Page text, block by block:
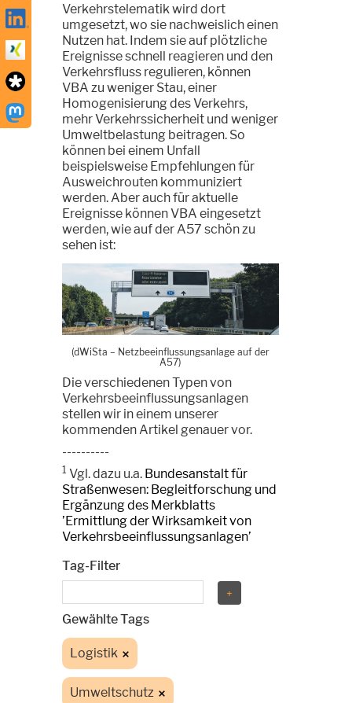
Verkehrstelematik wird dort
umgesetzt, wo sie nachweislich einen
Nutzen hat. Indem sie auf plötzliche
Ereignisse schnell reagieren und den
Verkehrsfluss regulieren, können
VBA zu weniger Stau, einer
Homogenisierung des Verkehrs,
mehr Verkehrssicherheit und weniger
Umweltbelastung beitragen. So
können bei einem Unfall
beispielsweise Empfehlungen für
Ausweichrouten kommuniziert
werden. Aber auch für aktuelle
Ereignisse können VBA eingesetzt
werden, wie auf der A57 schön zu
sehen ist:
(dWiSta – Netzbeeinflussungsanlage auf der
A57)
Die verschiedenen Typen von
Verkehrsbeeinflussungsanlagen
stellen wir in einem unserer
kommenden Artikel genauer vor.
----------
1 Vgl. dazu u.a. Bundesanstalt für
Straßenwesen: Begleitforschung und
Ergänzung des Merkblatts
’Ermittlung der Wirksamkeit von
Verkehrsbeeinflussungsanlagen’
Tag-Filter
Gewählte Tags
Logistik
Umweltschutz